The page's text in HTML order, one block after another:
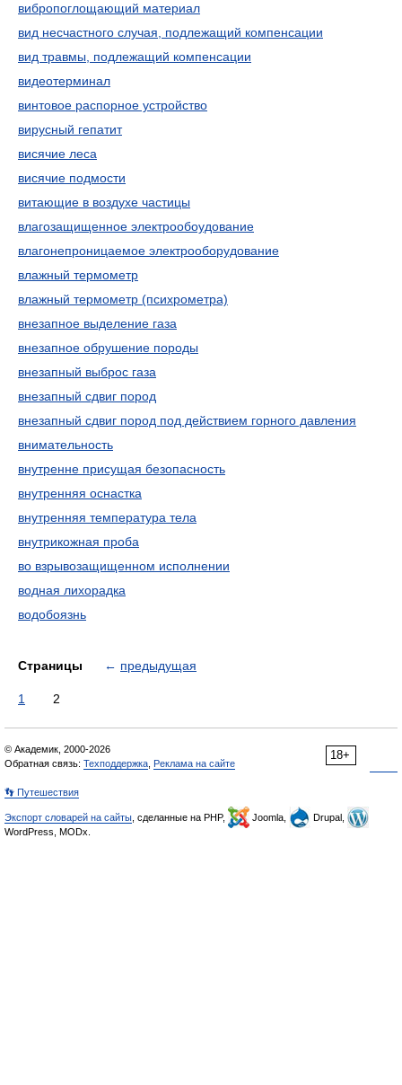
вибропоглощающий материал
вид несчастного случая, подлежащий компенсации
вид травмы, подлежащий компенсации
видеотерминал
винтовое распорное устройство
вирусный гепатит
висячие леса
висячие подмости
витающие в воздухе частицы
влагозащищенное электрообоудование
влагонепроницаемое электрооборудование
влажный термометр
влажный термометр (психрометра)
внезапное выделение газа
внезапное обрушение породы
внезапный выброс газа
внезапный сдвиг пород
внезапный сдвиг пород под действием горного давления
внимательность
внутренне присущая безопасность
внутренняя оснастка
внутренняя температура тела
внутрикожная проба
во взрывозащищенном исполнении
водная лихорадка
водобоязнь
Страницы ← предыдущая
1 2
18+
© Академик, 2000-2026
Обратная связь: Техподдержка Реклама на сайте
👣 Путешествия
Экспорт словарей на сайты , сделанные на PHP, Joomla,
Drupal,
WordPress, MODx.